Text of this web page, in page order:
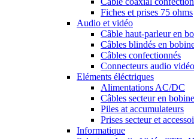
Fiches et prises 75 ohms
Audio et vidéo
Câble haut-parleur en
Câbles blindés en
Câbles confectionnés
Connecteurs audio vidéo
Eléments éléctriques
Alimentations AC/DC
Câbles secteur en
Piles at accumulateurs
Prises secteur et
Informatique